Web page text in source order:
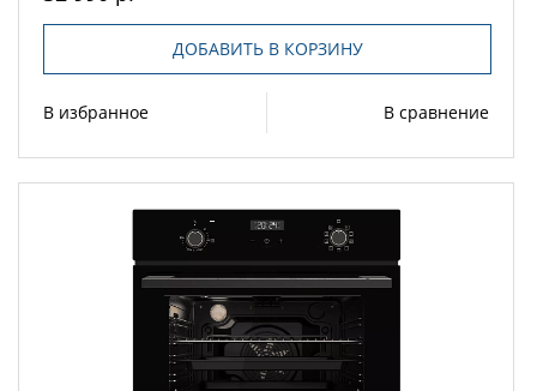
ДОБАВИТЬ В КОРЗИНУ
В избранное В сравнение